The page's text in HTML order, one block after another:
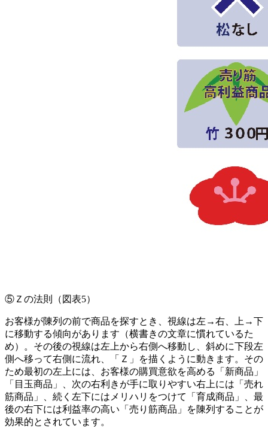
⑤Ｚの法則 （図表5）
お客様が陳列の前で商品を探すとき、視線は左→右、上→下
に移動する傾向があります（横書きの文章に慣れているた
め）。その後の視線は左上から右側へ移動し、斜めに下段左
側へ移って右側に流れ、「Ｚ」を描くように動きます。その
ため最初の左上には、お客様の購買意欲を高める「新商品」
「目玉商品」、次の右利きが手に取りやすい右上には「売れ
筋商品」、続く左下にはメリハリをつけて「育成商品」、最
後の右下には利益率の高い「売り筋商品」を陳列することが
効果的とされています。